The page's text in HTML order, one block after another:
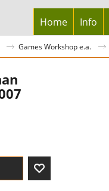
Home Info
Games Workshop e.a.